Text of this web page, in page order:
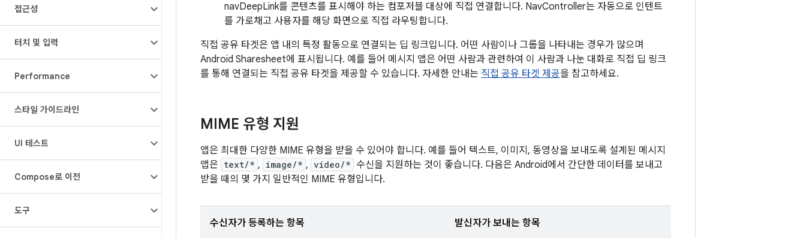
접근성
터치 및 입력
Performance
스타일 가이드라인
UI 테스트
Compose로 이전
도구
navDeepLink를 콘텐츠를 표시해야 하는 컴포저블 대상에 직접 연결합니다. NavController는 자동으로 인텐트
를 가로채고 사용자를 해당 화면으로 직접 라우팅합니다.
직접 공유 타겟은 앱 내의 특정 활동으로 연결되는 딥 링크입니다. 어떤 사람이나 그룹을 나타내는 경우가 많으며
Android Sharesheet에 표시됩니다. 예를 들어 메시지 앱은 어떤 사람과 관련하여 이 사람과 나눈 대화로 직접 딥 링크
를 통해 연결되는 직접 공유 타겟을 제공할 수 있습니다. 자세한 안내는 직접 공유 타겟 제공을 참고하세요.
MIME 유형 지원
앱은 최대한 다양한 MIME 유형을 받을 수 있어야 합니다. 예를 들어 텍스트, 이미지, 동영상을 보내도록 설계된 메시지
앱은 text/* , image/* , video/* 수신을 지원하는 것이 좋습니다. 다음은 Android에서 간단한 데이터를 보내고
받을 때의 몇 가지 일반적인 MIME 유형입니다.
수신자가 등록하는 항목 발신자가 보내는 항목